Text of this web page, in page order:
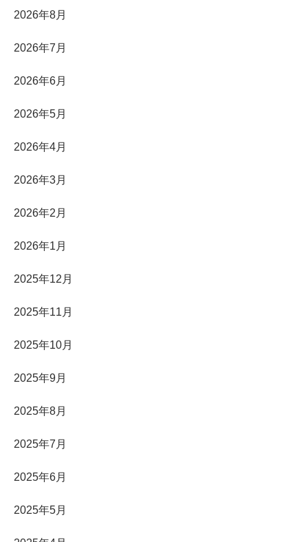
2026年8月
2026年7月
2026年6月
2026年5月
2026年4月
2026年3月
2026年2月
2026年1月
2025年12月
2025年11月
2025年10月
2025年9月
2025年8月
2025年7月
2025年6月
2025年5月